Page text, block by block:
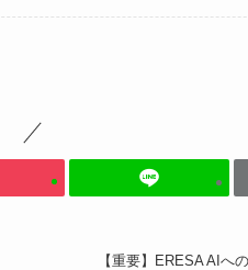
【重要】ERESA AIへ